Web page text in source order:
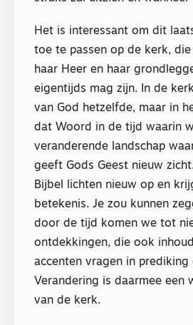
Het is interessant om dit
toe te passen op de kerk,
haar Heer en haar
eigentijds mag zijn. In de
van God hetzelfde, maar in
dat Woord in de tijd waarin
veranderende landschap
geeft Gods Geest nieuw
Bijbel lichten nieuw op en
betekenis. Je zou kunnen
door de tijd komen we tot
ontdekkingen, die ook
accenten vragen in prediking
Verandering is daarmee een
van de kerk.